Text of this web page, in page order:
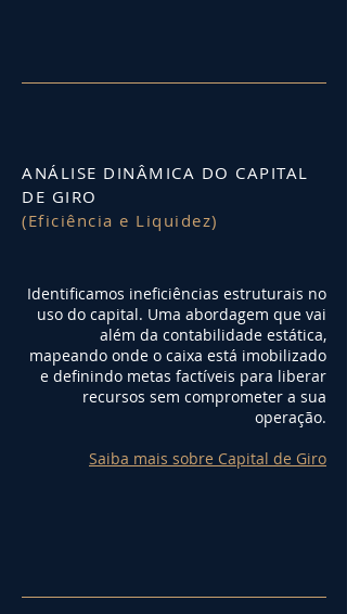
ANÁLISE DINÂMICA DO CAPITAL
DE GIRO
(Eficiência e Liquidez)
Identificamos ineficiências estruturais no
uso do capital. Uma abordagem que vai
além da contabilidade estática,
mapeando onde o caixa está imobilizado
e definindo metas factíveis para liberar
recursos sem comprometer a sua
operação.
Saiba mais sobre Capital de Giro